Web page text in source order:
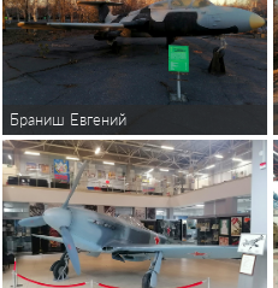
Браниш Евгений